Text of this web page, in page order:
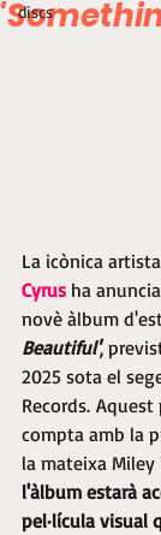
discs
La icònica
Cyrus ha
novè àlbum
Beautiful',
2025 sota el
Records.
compta amb la
la mateixa Miley
l'àlbum estarà
pel·lícula visual